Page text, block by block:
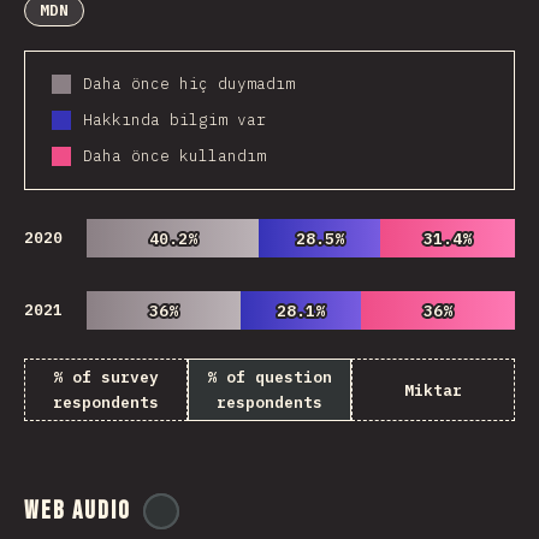
MDN
Daha önce hiç duymadım
Hakkında bilgim var
Daha önce kullandım
2020 40.2%
40.2% 28.5%
28.5% 31.4%
31.4%
2021 36%
36% 28.1%
28.1% 36%
36%
% of survey
respondents
% of question
respondents
Miktar
Web Audio